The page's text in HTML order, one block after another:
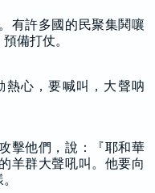
有許多國的民聚集鬨嚷
備打仗。
熱心，要喊叫，大聲呐
擊他們，說：『耶和華
羊群大聲吼叫。他要向